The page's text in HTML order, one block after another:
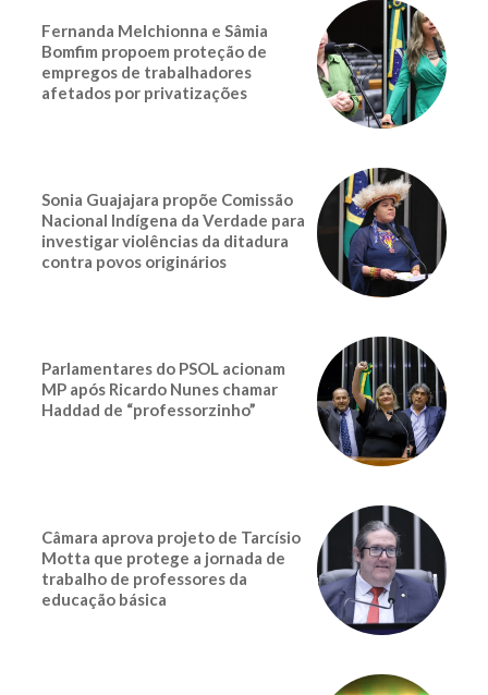
Fernanda Melchionna e Sâmia
Bomfim propoem proteção de
empregos de trabalhadores
afetados por privatizações
Sonia Guajajara propõe Comissão
Nacional Indígena da Verdade para
investigar violências da ditadura
contra povos originários
Parlamentares do PSOL acionam
MP após Ricardo Nunes chamar
Haddad de “professorzinho”
Câmara aprova projeto de Tarcísio
Motta que protege a jornada de
trabalho de professores da
educação básica